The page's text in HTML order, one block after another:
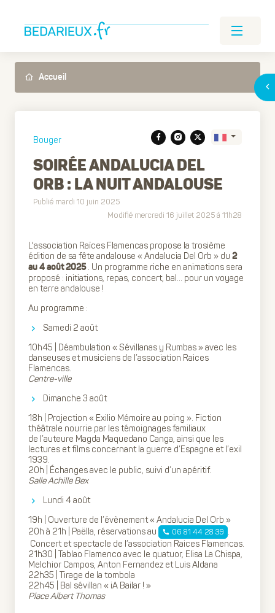
Accueil
Bouger
Translate
SOIRÉE ANDALUCIA DEL
ORB : LA NUIT ANDALOUSE
Publié mardi 10 juin 2025
Modifié mercredi 16 juillet 2025 à 11h28
L'association Raïces Flamencas propose la trosième
édition de sa fête andalouse « Andalucia Del Orb » du 2
au 4 août 2025 . Un programme riche en animations sera
proposé : initiations, repas, concert, bal… pour un voyage
en terre andalouse !
Au programme :
Samedi 2 août
10h45 | Déambulation « Sévillanas y Rumbas » avec les
danseuses et musiciens de l’association Raices
Flamencas.
Centre-ville
Dimanche 3 août
18h | Projection « Exilio Mémoire au poing ». Fiction
théâtrale nourrie par les témoignages familiaux
de l’auteure Magda Maquedano Canga, ainsi que les
lectures et films concernant la guerre d’Espagne et l’exil
1939.
20h | Échanges avec le public, suivi d’un apéritif.
Salle Achille Bex
Lundi 4 août
19h | Ouverture de l’évènement « Andalucia Del Orb »
20h à 21h | Paëlla, réservations au
06 81 44 28 39 .
Concert et spectacle de l’association Raices Flamencas.
21h30 | Tablao Flamenco avec le quatuor, Elisa La Chispa,
Melchior Campos, Anton Fernandez et Luis Aldana
22h35 | Tirage de la tombola
22h45 | Bal sévillan « iA Bailar ! »
Place Albert Thomas